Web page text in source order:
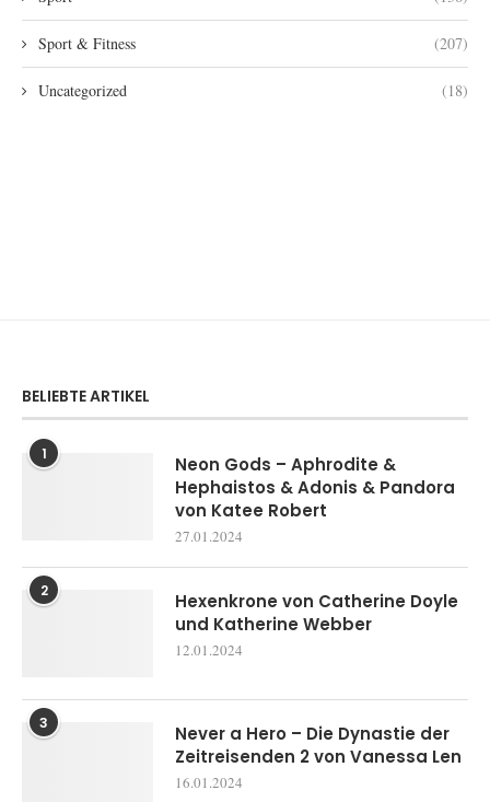
Sport & Fitness (207)
Uncategorized (18)
BELIEBTE ARTIKEL
1
Neon Gods – Aphrodite &
Hephaistos & Adonis & Pandora
von Katee Robert
27.01.2024
2
Hexenkrone von Catherine Doyle
und Katherine Webber
12.01.2024
3
Never a Hero – Die Dynastie der
Zeitreisenden 2 von Vanessa Len
16.01.2024